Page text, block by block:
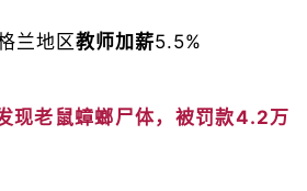
兰地区教师加薪5.5%
现老鼠蟑螂尸体，被罚款4.2万